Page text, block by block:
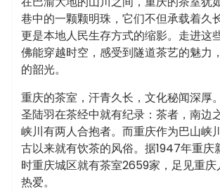
巷中的一颗颗明珠，它们不但承载着久
更是本地人民生存方式的缩影。走进这
佛能穿越时空，感受到隧道茶艺的魅力
的韶光。
重庆的茶室，汗青久长，文化秘闻深厚
圣陆羽在茶经中就有纪录：茶者，南边
峡川有两人合抱者。而重庆作为巴山峡
古以来就有饮茶的风俗。据1947年重庆
时重庆城区就有茶室2659家，足见重庆
热爱。